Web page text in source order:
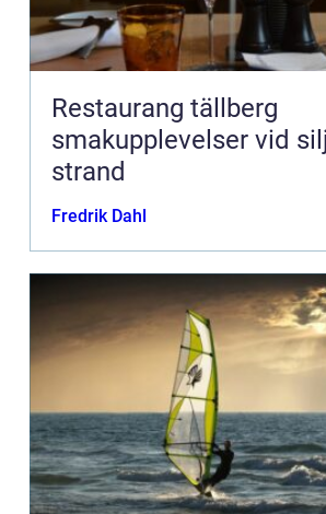
Restaurang tällberg
smakupplevelser vid
strand
Fredrik Dahl